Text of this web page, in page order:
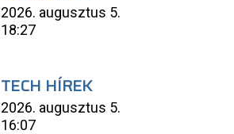
2026. augusztus 5.
18:27
TECH HÍREK
2026. augusztus 5.
16:07